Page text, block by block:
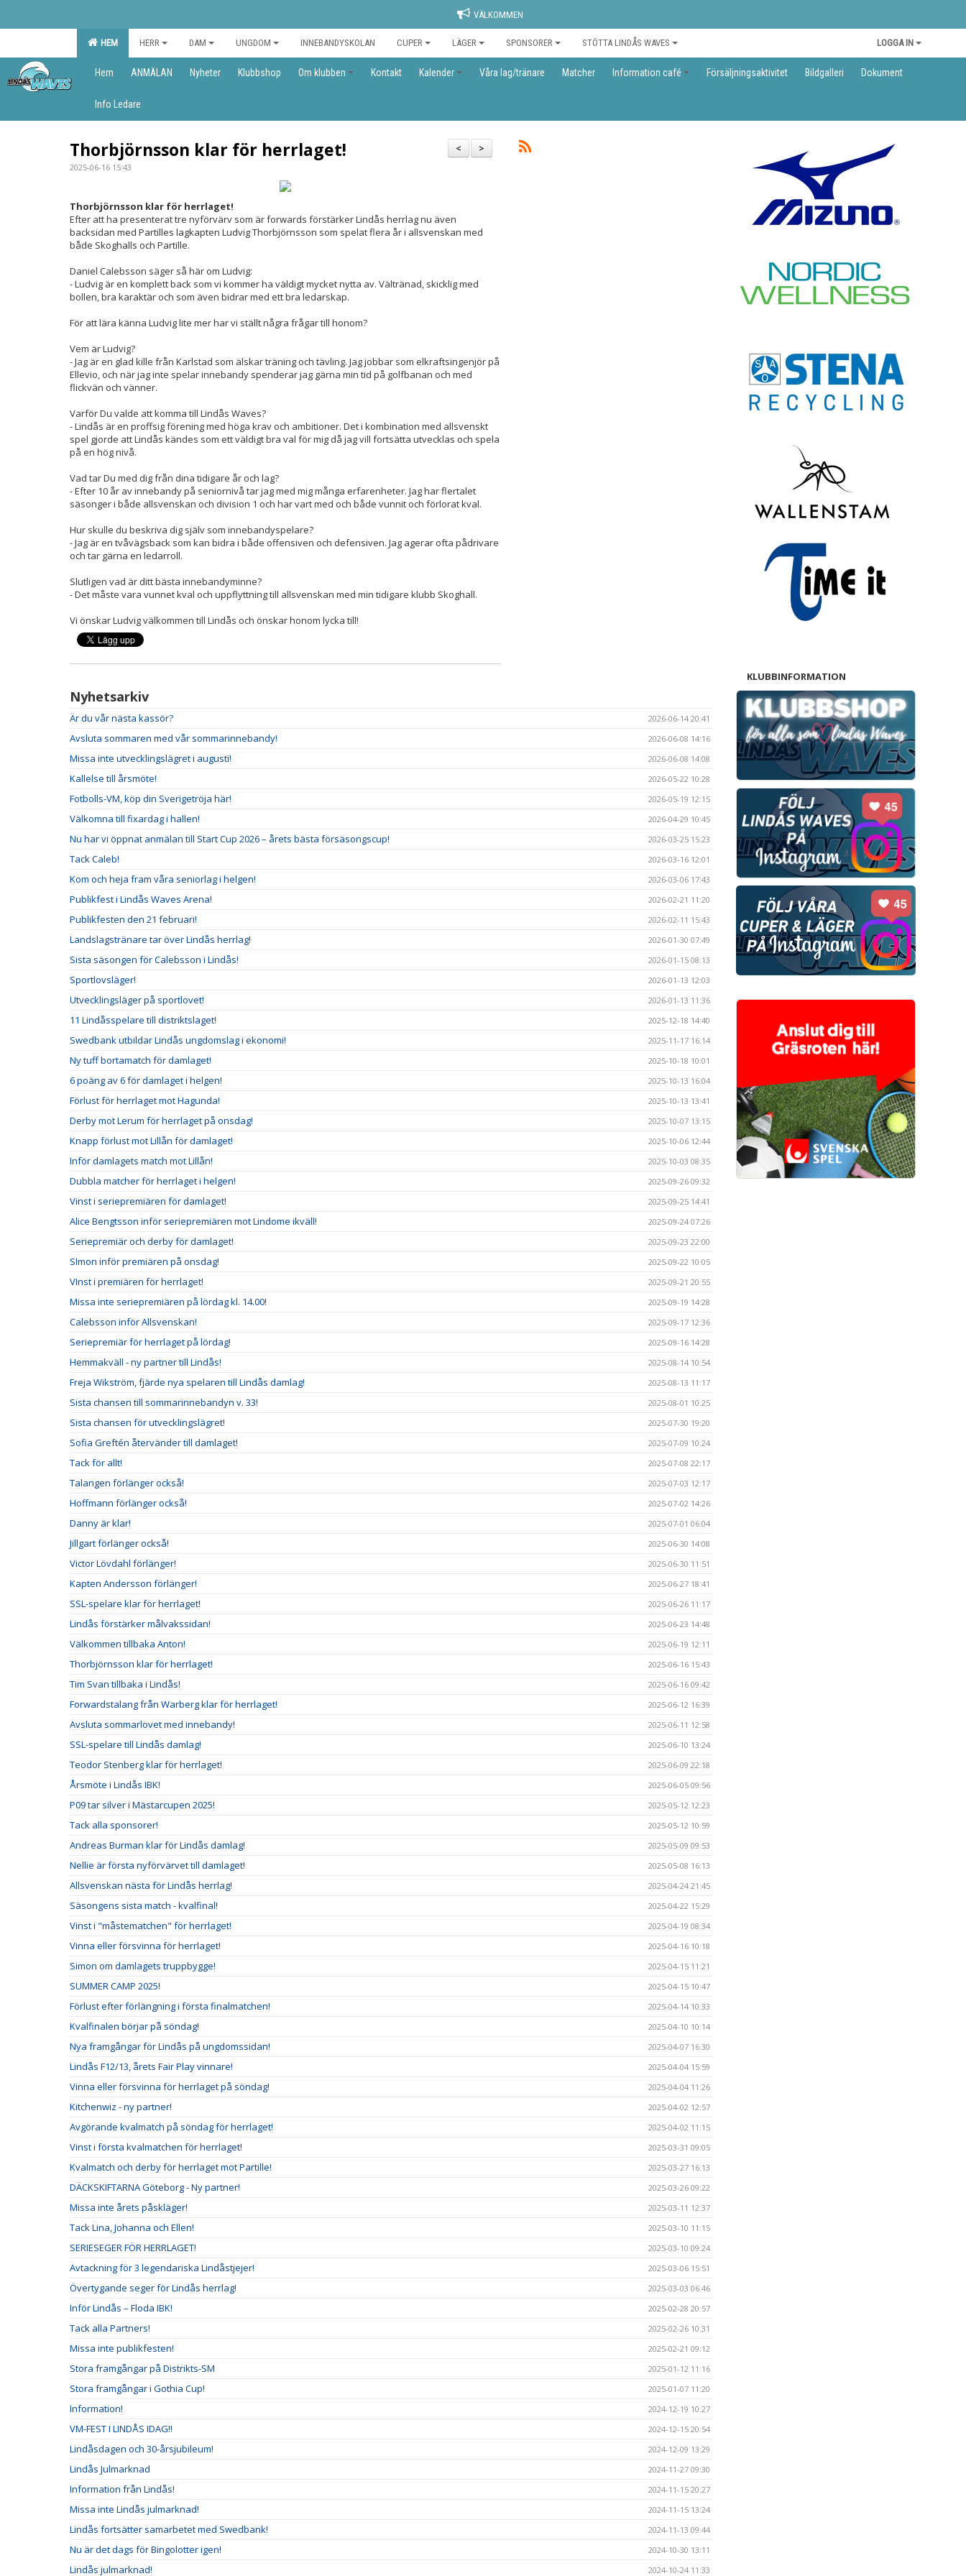
VÄLKOMMEN
HEM HERR DAM UNGDOM INNEBANDYSKOLAN CUPER LÄGER SPONSORER STÖTTA LINDÅS WAVES LOGGA IN
Hem ANMÄLAN Nyheter Klubbshop Om klubben Kontakt Kalender Våra lag/tränare Matcher Information café Försäljningsaktivitet Bildgalleri Dokument
Info Ledare
>
<
Thorbjörnsson klar för herrlaget!
2025-06-16 15:43
Thorbjörnsson klar för herrlaget!
Efter att ha presenterat tre nyförvärv som är forwards förstärker Lindås herrlag nu även
backsidan med Partilles lagkapten Ludvig Thorbjörnsson som spelat flera år i allsvenskan med
både Skoghalls och Partille.
Daniel Calebsson säger så här om Ludvig:
- Ludvig är en komplett back som vi kommer ha väldigt mycket nytta av. Vältränad, skicklig med
bollen, bra karaktär och som även bidrar med ett bra ledarskap.
För att lära känna Ludvig lite mer har vi ställt några frågar till honom?
Vem är Ludvig?
- Jag är en glad kille från Karlstad som älskar träning och tävling. Jag jobbar som elkraftsingenjör på
Ellevio, och när jag inte spelar innebandy spenderar jag gärna min tid på golfbanan och med
flickvän och vänner.
Varför Du valde att komma till Lindås Waves?
- Lindås är en proffsig förening med höga krav och ambitioner. Det i kombination med allsvenskt
spel gjorde att Lindås kändes som ett väldigt bra val för mig då jag vill fortsätta utvecklas och spela
på en hög nivå.
Vad tar Du med dig från dina tidigare år och lag?
- Efter 10 år av innebandy på seniornivå tar jag med mig många erfarenheter. Jag har flertalet
säsonger i både allsvenskan och division 1 och har vart med och både vunnit och förlorat kval.
Hur skulle du beskriva dig själv som innebandyspelare?
- Jag är en tvåvägsback som kan bidra i både offensiven och defensiven. Jag agerar ofta pådrivare
och tar gärna en ledarroll.
Slutligen vad är ditt bästa innebandyminne?
- Det måste vara vunnet kval och uppflyttning till allsvenskan med min tidigare klubb Skoghall.
Vi önskar Ludvig välkommen till Lindås och önskar honom lycka till!
Nyhetsarkiv
Är du vår nästa kassör? 2026-06-14 20:41
Avsluta sommaren med vår sommarinnebandy! 2026-06-08 14:16
Missa inte utvecklingslägret i augusti! 2026-06-08 14:08
Kallelse till årsmöte! 2026-05-22 10:28
Fotbolls-VM, köp din Sverigetröja här! 2026-05-19 12:15
Välkomna till fixardag i hallen! 2026-04-29 10:45
Nu har vi öppnat anmälan till Start Cup 2026 – årets bästa försäsongscup! 2026-03-25 15:23
Tack Caleb! 2026-03-16 12:01
Kom och heja fram våra seniorlag i helgen! 2026-03-06 17:43
Publikfest i Lindås Waves Arena! 2026-02-21 11:20
Publikfesten den 21 februari! 2026-02-11 15:43
Landslagstränare tar över Lindås herrlag! 2026-01-30 07:49
Sista säsongen för Calebsson i Lindås! 2026-01-15 08:13
Sportlovsläger! 2026-01-13 12:03
Utvecklingsläger på sportlovet! 2026-01-13 11:36
11 Lindåsspelare till distriktslaget! 2025-12-18 14:40
Swedbank utbildar Lindås ungdomslag i ekonomi! 2025-11-17 16:14
Ny tuff bortamatch för damlaget! 2025-10-18 10:01
6 poäng av 6 för damlaget i helgen! 2025-10-13 16:04
Förlust för herrlaget mot Hagunda! 2025-10-13 13:41
Derby mot Lerum för herrlaget på onsdag! 2025-10-07 13:15
Knapp förlust mot Lillån för damlaget! 2025-10-06 12:44
Inför damlagets match mot Lillån! 2025-10-03 08:35
Dubbla matcher för herrlaget i helgen! 2025-09-26 09:32
Vinst i seriepremiären för damlaget! 2025-09-25 14:41
Alice Bengtsson inför seriepremiären mot Lindome ikväll! 2025-09-24 07:26
Seriepremiär och derby för damlaget! 2025-09-23 22:00
SImon inför premiären på onsdag! 2025-09-22 10:05
VInst i premiären för herrlaget! 2025-09-21 20:55
Missa inte seriepremiären på lördag kl. 14.00! 2025-09-19 14:28
Calebsson inför Allsvenskan! 2025-09-17 12:36
Seriepremiär för herrlaget på lördag! 2025-09-16 14:28
Hemmakväll - ny partner till Lindås! 2025-08-14 10:54
Freja Wikström, fjärde nya spelaren till Lindås damlag! 2025-08-13 11:17
Sista chansen till sommarinnebandyn v. 33! 2025-08-01 10:25
Sista chansen för utvecklingslägret! 2025-07-30 19:20
Sofia Greftén återvänder till damlaget! 2025-07-09 10:24
Tack för allt! 2025-07-08 22:17
Talangen förlänger också! 2025-07-03 12:17
Hoffmann förlänger också! 2025-07-02 14:26
Danny är klar! 2025-07-01 06:04
Jillgart förlänger också! 2025-06-30 14:08
Victor Lövdahl förlänger! 2025-06-30 11:51
Kapten Andersson förlänger! 2025-06-27 18:41
SSL-spelare klar för herrlaget! 2025-06-26 11:17
Lindås förstärker målvakssidan! 2025-06-23 14:48
Välkommen tillbaka Anton! 2025-06-19 12:11
Thorbjörnsson klar för herrlaget! 2025-06-16 15:43
Tim Svan tillbaka i Lindås! 2025-06-16 09:42
Forwardstalang från Warberg klar för herrlaget! 2025-06-12 16:39
Avsluta sommarlovet med innebandy! 2025-06-11 12:58
SSL-spelare till Lindås damlag! 2025-06-10 13:24
Teodor Stenberg klar för herrlaget! 2025-06-09 22:18
Årsmöte i Lindås IBK! 2025-06-05 09:56
P09 tar silver i Mästarcupen 2025! 2025-05-12 12:23
Tack alla sponsorer! 2025-05-12 10:59
Andreas Burman klar för Lindås damlag! 2025-05-09 09:53
Nellie är första nyförvärvet till damlaget! 2025-05-08 16:13
Allsvenskan nästa för Lindås herrlag! 2025-04-24 21:45
Säsongens sista match - kvalfinal! 2025-04-22 15:29
Vinst i "måstematchen" för herrlaget! 2025-04-19 08:34
Vinna eller försvinna för herrlaget! 2025-04-16 10:18
Simon om damlagets truppbygge! 2025-04-15 11:21
SUMMER CAMP 2025! 2025-04-15 10:47
Förlust efter förlängning i första finalmatchen! 2025-04-14 10:33
Kvalfinalen börjar på söndag! 2025-04-10 10:14
Nya framgångar för Lindås på ungdomssidan! 2025-04-07 16:30
Lindås F12/13, årets Fair Play vinnare! 2025-04-04 15:59
Vinna eller försvinna för herrlaget på söndag! 2025-04-04 11:26
Kitchenwiz - ny partner! 2025-04-02 12:57
Avgörande kvalmatch på söndag för herrlaget! 2025-04-02 11:15
Vinst i första kvalmatchen för herrlaget! 2025-03-31 09:05
Kvalmatch och derby för herrlaget mot Partille! 2025-03-27 16:13
DÄCKSKIFTARNA Göteborg - Ny partner! 2025-03-26 09:22
Missa inte årets påskläger! 2025-03-11 12:37
Tack Lina, Johanna och Ellen! 2025-03-10 11:15
SERIESEGER FÖR HERRLAGET! 2025-03-10 09:24
Avtackning för 3 legendariska Lindåstjejer! 2025-03-06 15:51
Övertygande seger för Lindås herrlag! 2025-03-03 06:46
Inför Lindås – Floda IBK! 2025-02-28 20:57
Tack alla Partners! 2025-02-26 10:31
Missa inte publikfesten! 2025-02-21 09:12
Stora framgångar på Distrikts-SM 2025-01-12 11:16
Stora framgångar i Gothia Cup! 2025-01-07 11:20
Information! 2024-12-19 10:27
VM-FEST I LINDÅS IDAG!! 2024-12-15 20:54
Lindåsdagen och 30-årsjubileum! 2024-12-09 13:29
Lindås Julmarknad 2024-11-27 09:30
Information från Lindås! 2024-11-15 20:27
Missa inte Lindås julmarknad! 2024-11-15 13:24
Lindås fortsätter samarbetet med Swedbank! 2024-11-13 09:44
Nu är det dags för Bingolotter igen! 2024-10-30 13:11
Lindås julmarknad! 2024-10-24 11:33
KLUBBINFORMATION